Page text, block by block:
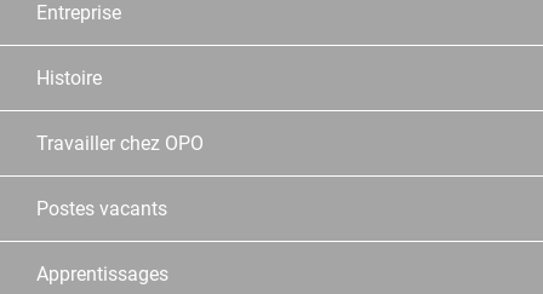
Entreprise
Histoire
Travailler chez OPO
Postes vacants
Apprentissages